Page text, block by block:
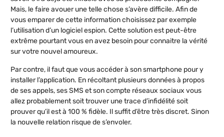
Mais, le faire avouer une telle chose s’avère difficile. Afin de
vous emparer de cette information choisissez par exemple
l’utilisation d’un logiciel espion. Cette solution est peut-être
extrême pourtant vous en avez besoin pour connaitre la vérité
sur votre nouvel amoureux.
Par contre, il faut que vous accéder à son smartphone pour y
installer l’application. En récoltant plusieurs données à propos
de ses appels, ses SMS et son compte réseaux sociaux vous
allez probablement soit trouver une trace d’infidélité soit
prouver qu’il est à 100 % fidèle. Il suffit d’être très discret. Sinon
la nouvelle relation risque de s’envoler.